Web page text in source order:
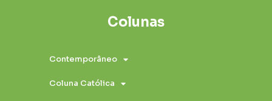
Colunas
Contemporâneo
Coluna Católica